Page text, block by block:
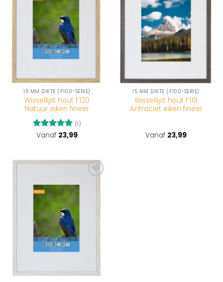
15 MM DIKTE (F100-SERIE)
Wissellijst hout F120
Natuur eiken fineer
Gewaardeerd
(1)
Vanaf 23,99
wenslijst
15 MM DIKTE (F100-SERIE)
Wissellijst hout F119
Antraciet eiken fineer
Vanaf 23,99
Toevoegen